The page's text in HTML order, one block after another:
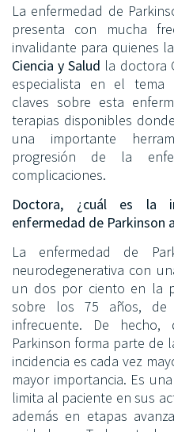
La enfermedad de
presenta con mucha
invalidante para quienes
Ciencia y Salud la doctora
especialista en el tema
claves sobre esta
terapias disponibles
una importante
progresión de la
complicaciones.
Doctora, ¿cuál es la
enfermedad de Parkinson
La enfermedad de
neurodegenerativa con
un dos por ciento en la
sobre los 75 años,
infrecuente. De
Parkinson forma parte de
incidencia es cada vez
mayor importancia. Es
limita al paciente en sus
además en etapas